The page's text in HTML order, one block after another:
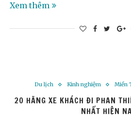
Xem thêm
Du lịch Kinh nghiệm Miền
20 HÃNG XE KHÁCH ĐI PHAN
NHẤT HIỆN